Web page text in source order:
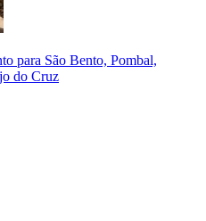
para São Bento, Pombal,
do Cruz